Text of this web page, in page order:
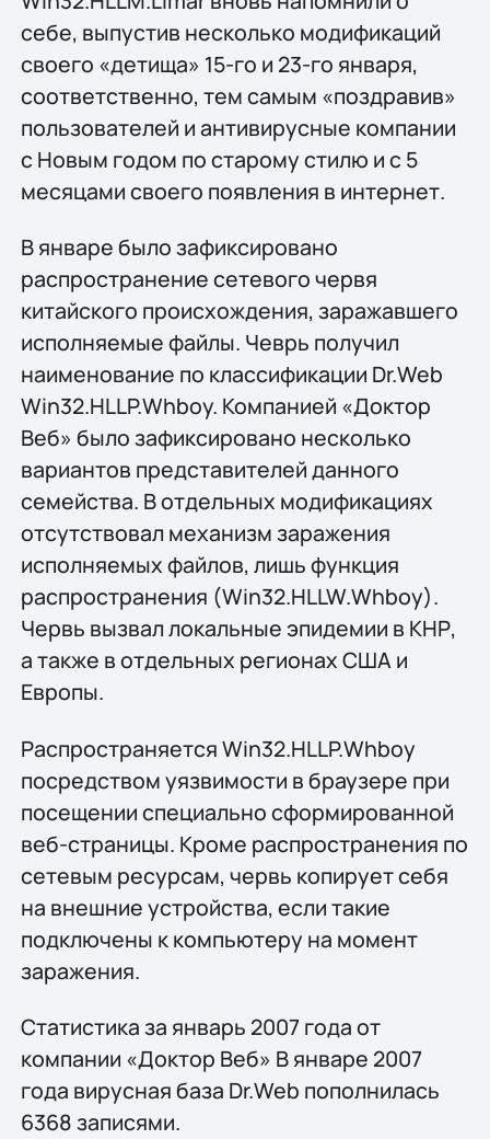
себе, выпустив несколько модификаций
своего «детища» 15-го и 23-го января,
соответственно, тем самым «поздравив»
пользователей и антивирусные компании
с Новым годом по старому стилю и с 5
месяцами своего появления в интернет.
В январе было зафиксировано
распространение сетевого червя
китайского происхождения, заражавшего
исполняемые файлы. Чеврь получил
наименование по классификации Dr.Web
Win32.HLLP.Whboy. Компанией «Доктор
Веб» было зафиксировано несколько
вариантов представителей данного
семейства. В отдельных модификациях
отсутствовал механизм заражения
исполняемых файлов, лишь функция
распространения (Win32.HLLW.Whboy).
Червь вызвал локальные эпидемии в КНР,
а также в отдельных регионах США и
Европы.
Распространяется Win32.HLLP.Whboy
посредством уязвимости в браузере при
посещении специально сформированной
веб-страницы. Кроме распространения по
сетевым ресурсам, червь копирует себя
на внешние устройства, если такие
подключены к компьютеру на момент
заражения.
Статистика за январь 2007 года от
компании «Доктор Веб» В январе 2007
года вирусная база Dr.Web пополнилась
6368 записями.